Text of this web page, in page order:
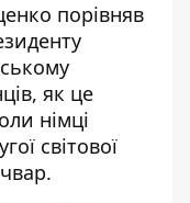
порівняв
як це
німці
світової